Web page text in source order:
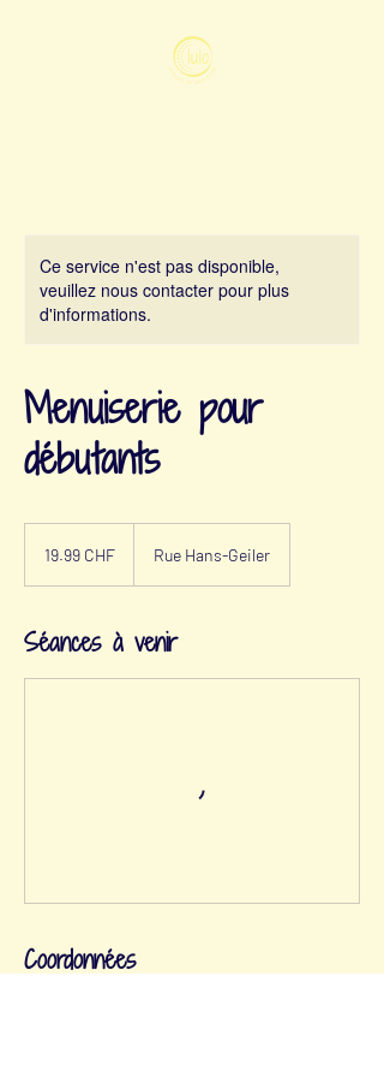
Ce service n'est pas disponible,
veuillez nous contacter pour plus
d'informations.
Menuiserie pour
débutants
suisses
19.99 CHF Rue Hans-Geiler
Séances à venir
Coordonnées